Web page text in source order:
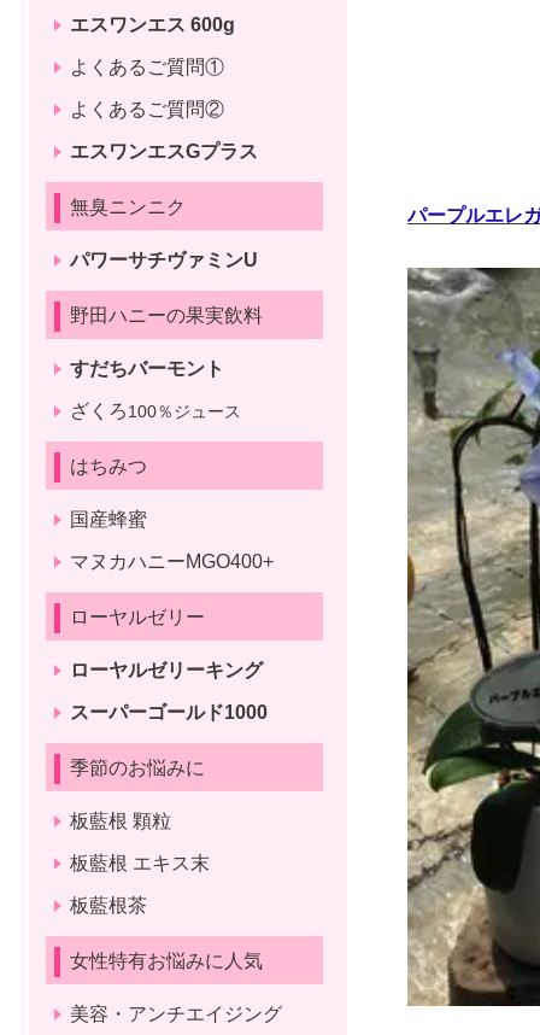
パープルエレ
エスワンエス 600g
よくあるご質問①
よくあるご質問②
エスワンエスGプラス
無臭ニンニク
パワーサチヴァミンU
野田ハニーの果実飲料
すだちバーモント
ざくろ100％ジュース
はちみつ
国産蜂蜜
マヌカハニーMGO400+
ローヤルゼリー
ローヤルゼリーキング
スーパーゴールド1000
季節のお悩みに
板藍根 顆粒
板藍根 エキス末
板藍根茶
女性特有お悩みに人気
美容・アンチエイジング